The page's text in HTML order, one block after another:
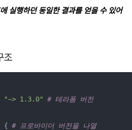
실행하던 동일한 결과를 얻을 수 있어
조
"~> 1.3.0" # 테라폼 버전
{
# 프로바이더 버전을 나열